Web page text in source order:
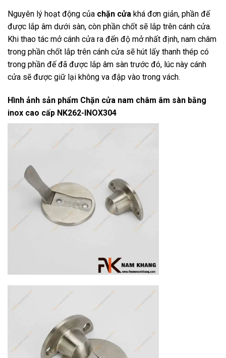
Nguyên lý hoạt động của chặn cửa khá đơn giản, phần đế
được lắp âm dưới sàn, còn phần chốt sẽ lắp trên cánh cửa.
Khi thao tác mở cánh cửa ra đến độ mở nhất định, nam châm
trong phần chốt lắp trên cánh cửa sẽ hút lấy thanh thép có
trong phần đế đã được lắp âm sàn trước đó, lúc này cánh
cửa sẽ được giữ lại không va đập vào trong vách.
Hình ảnh sản phẩm Chặn cửa nam châm âm sàn bằng
inox cao cấp NK262-INOX304